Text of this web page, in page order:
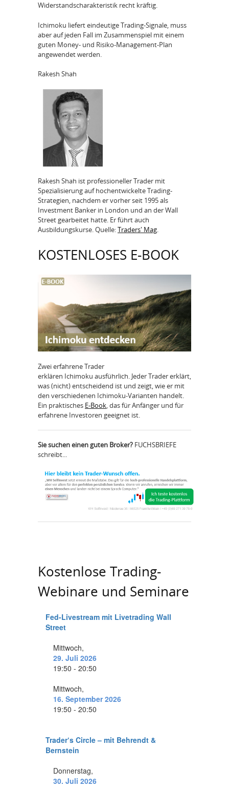
Widerstandscharakteristik recht kräftig.
Ichimoku liefert eindeutige Trading-Signale, muss
aber auf jeden Fall im Zusammenspiel mit einem
guten Money- und Risiko-Management-Plan
angewendet werden.
Rakesh Shah
Rakesh Shah ist professioneller Trader mit
Spezialisierung auf hochentwickelte Trading-
Strategien, nachdem er vorher seit 1995 als
Investment Banker in London und an der Wall
Street gearbeitet hatte. Er führt auch
Ausbildungskurse. Quelle:Traders' Mag.
KOSTENLOSES E-BOOK
Zwei erfahrene Trader
erklären Ichimoku ausführlich. Jeder Trader erklärt,
was (nicht) entscheidend ist und zeigt, wie er mit
den verschiedenen Ichimoku-Varianten handelt.
Ein praktisches E-Book, das für Anfänger und für
erfahrene Investoren geeignet ist.
Sie suchen einen guten Broker? FUCHSBRIEFE
schreibt...
Kostenlose Trading-
Webinare und Seminare